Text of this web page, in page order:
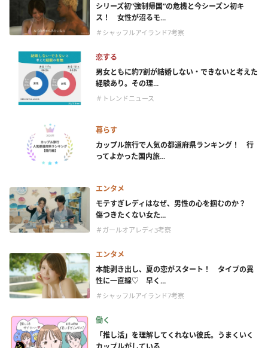
シリーズ初“強制帰国”の危機と今シーズン初キ
ス！ 女性が沼るモ...
＃シャッフルアイランド7考察
恋する
男女ともに約7割が結婚しない・できないと考えた
経験あり。その理...
＃トレンドニュース
暮らす
カップル旅行で人気の都道府県ランキング！ 行
ってよかった国内旅...
エンタメ
モテすぎレディはなぜ、男性の心を掴むのか？
傷つきたくない女た...
＃ガールオアレディ3考察
エンタメ
本能剥き出し、夏の恋がスタート！ タイプの異
性に一直線♡ 早く...
＃シャッフルアイランド7考察
働く
「推し活」を理解してくれない彼氏。うまくいく